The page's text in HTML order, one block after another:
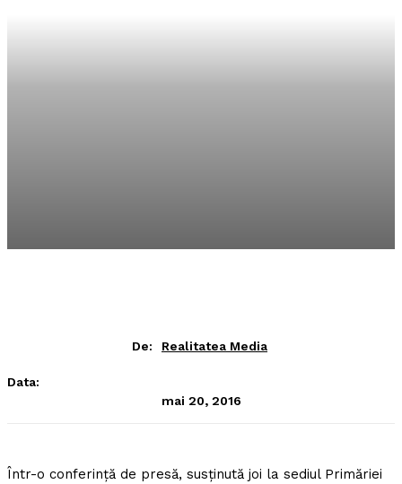
De: Realitatea Media
Data:
mai 20, 2016
Într-o conferinţă de presă, susţinută joi la sediul Primăriei